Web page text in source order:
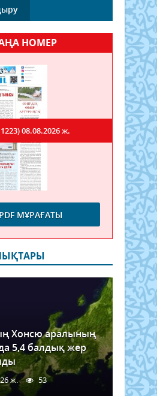
НОМЕР
PDF МҰРАҒАТЫ
08.08.2026 ж.
Хонсю аралының
5,4 балдық жер
ж. 53